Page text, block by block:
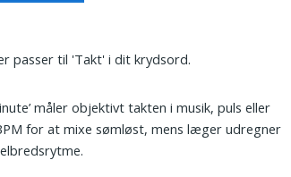
passer til 'Takt' i dit krydsord.
måler objektivt takten i musik, puls eller
for at mixe sømløst, mens læger udregner